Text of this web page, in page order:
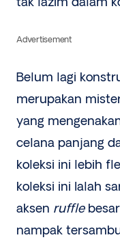
Advertisement
Belum lagi
merupakan
yang
celana panjang
koleksi ini lebih
koleksi ini Ialah
aksen ruffle
nampak